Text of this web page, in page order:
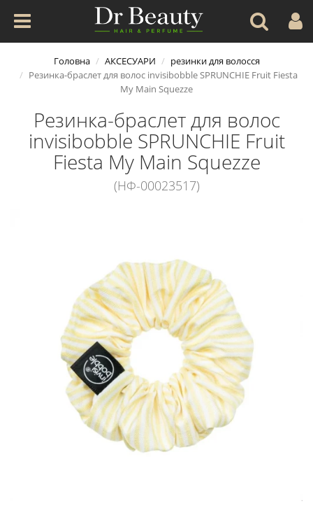
Головна АКСЕСУАРИ
резинки для волосся
Резинка-браслет для волос invisibobble SPRUNCHIE Fruit Fiesta
My Main Squezze
Резинка-браслет для волос
invisibobble SPRUNCHIE Fruit
Fiesta My Main Squezze
(НФ-00023517)